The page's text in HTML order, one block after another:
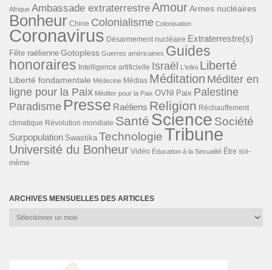
Afrique Ambassade extraterrestreAmourArmes nucléaires
Bonheur Chine Colonialisme Colonisation
Coronavirus Désarmement nucléaire Extraterrestre(s)
Fête raélienne Gotopless Guerres américaines Guides
honoraires Intelligence artificielle Israël L'infini Liberté
Liberté fondamentale Médecine Médias Méditation Méditer en
ligne pour la Paix Méditer pour la Paix OVNI Paix Palestine
Paradisme Presse Raéliens Religion Réchauffement
climatique Révolution mondiale Santé Science Société
Surpopulation Swastika TechnologieTribune
Université du Bonheur Vidéo Éducation à la Sexualité Être soi-
même
ARCHIVES MENSUELLES DES ARTICLES
Archives